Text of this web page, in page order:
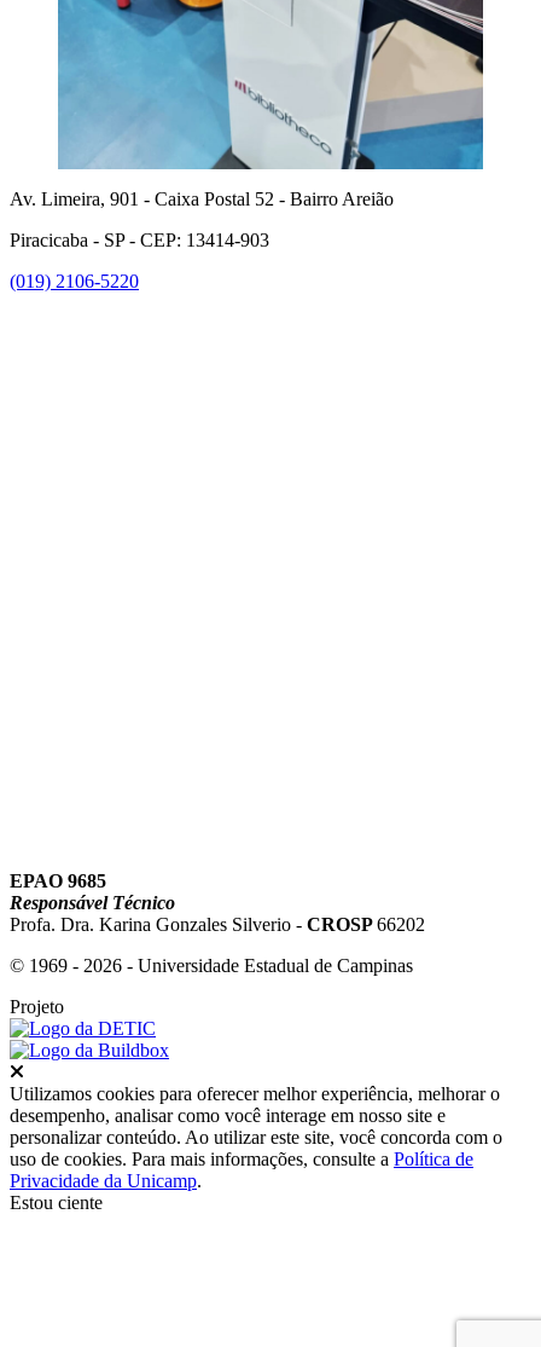
Av. Limeira, 901 - Caixa Postal 52 - Bairro Areião
Piracicaba - SP - CEP: 13414-903
(019) 2106-5220
EPAO 9685
Responsável Técnico
Profa. Dra. Karina Gonzales Silverio - CROSP66202
© 1969 - 2026 - Universidade Estadual de Campinas
Projeto
Utilizamos cookies para oferecer melhor experiência, melhorar o
desempenho, analisar como você interage em nosso site e
personalizar conteúdo. Ao utilizar este site, você concorda com o
uso de cookies. Para mais informações, consulte a Política de
Privacidade da Unicamp.
Estou ciente